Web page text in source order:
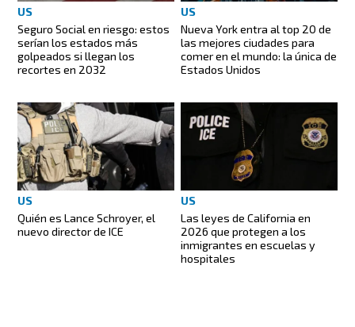
US
Seguro Social en riesgo: estos
serían los estados más
golpeados si llegan los
recortes en 2032
US
Nueva York entra al top 20 de
las mejores ciudades para
comer en el mundo: la única de
Estados Unidos
US
Quién es Lance Schroyer, el
nuevo director de ICE
US
Las leyes de California en
2026 que protegen a los
inmigrantes en escuelas y
hospitales